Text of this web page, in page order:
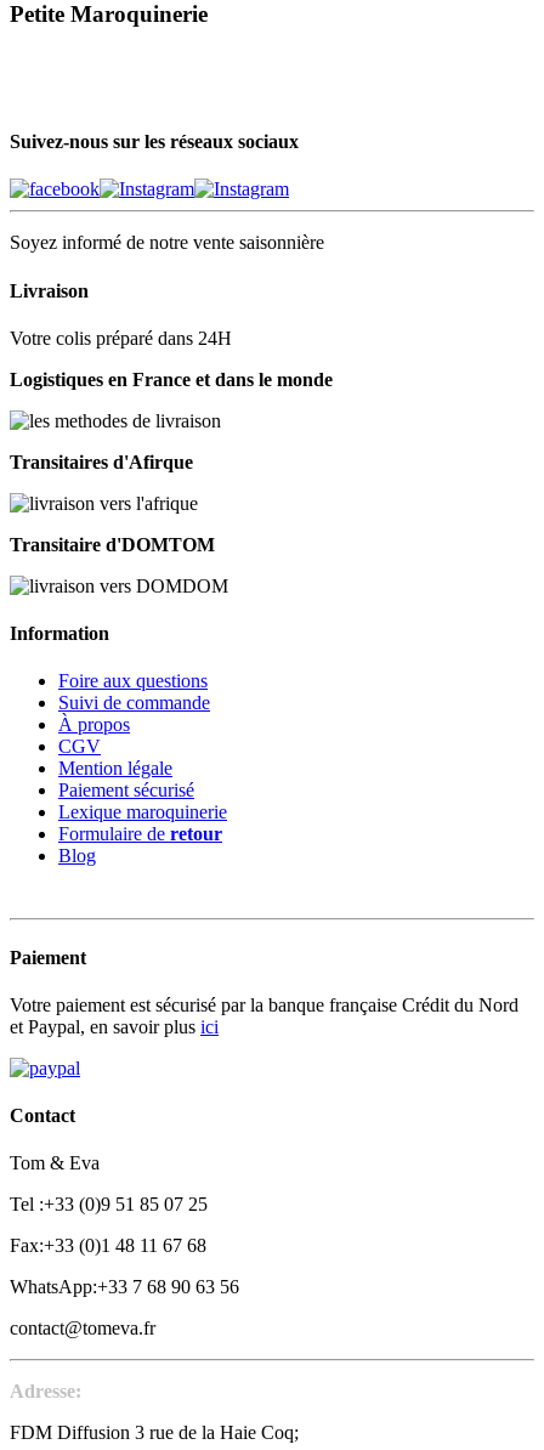
Petite Maroquinerie
Suivez-nous sur les réseaux sociaux
Soyez informé de notre vente saisonnière
Livraison
Votre colis préparé dans 24H
Logistiques en France et dans le monde
Transitaires d'Afirque
Transitaire d'DOMTOM
Information
Foire aux questions
Suivi de commande
À propos
CGV
Mention légale
Paiement sécurisé
Lexique maroquinerie
Formulaire de retour
Blog
Paiement
Votre paiement est sécurisé par la banque française Crédit du Nord
et Paypal, en savoir plus ici
Contact
Tom & Eva
Tel :+33 (0)9 51 85 07 25
Fax:+33 (0)1 48 11 67 68
WhatsApp:+33 7 68 90 63 56
contact@tomeva.fr
Adresse:
FDM Diffusion 3 rue de la Haie Coq;